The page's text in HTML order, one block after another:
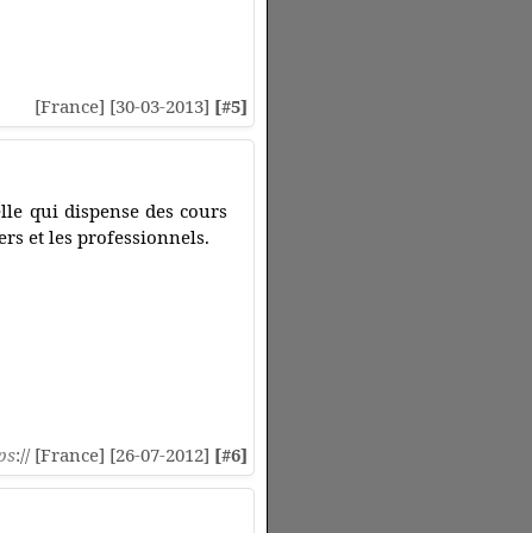
[France] [30-03-2013] [#5]
qui dispense des cours
et les professionnels.
:// [France] [26-07-2012] [#6]